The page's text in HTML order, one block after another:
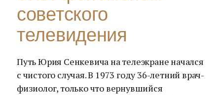
советского
телевидения
Путь Юрия Сенкевича на телеэкране начался
с чистого случая. В 1973 году 36-летний врач-
физиолог, только что вернувшийся